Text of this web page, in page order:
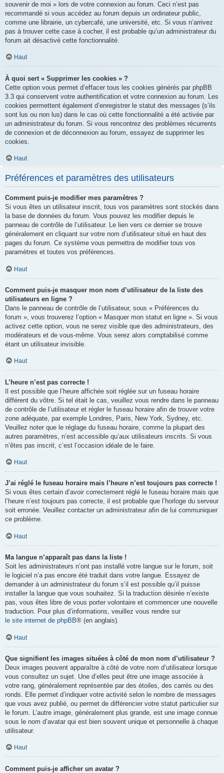
souvenir de moi » lors de votre connexion au forum. Ceci n’est pas
recommandé si vous accédez au forum depuis un ordinateur public,
comme une librairie, un cybercafé, une université, etc. Si vous n’arrivez
pas à trouver cette case à cocher, il est probable qu’un administrateur du
forum ait désactivé cette fonctionnalité.
Haut
À quoi sert « Supprimer les cookies » ?
Cette option vous permet d’effacer tous les cookies générés par phpBB
3.3 qui conservent votre authentification et votre connexion au forum. Les
cookies permettent également d’enregistrer le statut des messages (s’ils
sont lus ou non lus) dans le cas où cette fonctionnalité a été activée par
un administrateur du forum. Si vous rencontrez des problèmes récurrents
de connexion et de déconnexion au forum, essayez de supprimer les
cookies.
Haut
Préférences et paramètres des utilisateurs
Comment puis-je modifier mes paramètres ?
Si vous êtes un utilisateur inscrit, tous vos paramètres sont stockés dans
la base de données du forum. Vous pouvez les modifier depuis le
panneau de contrôle de l’utilisateur. Le lien vers ce dernier se trouve
généralement en cliquant sur votre nom d’utilisateur situé en haut des
pages du forum. Ce système vous permettra de modifier tous vos
paramètres et toutes vos préférences.
Haut
Comment puis-je masquer mon nom d’utilisateur de la liste des
utilisateurs en ligne ?
Dans le panneau de contrôle de l’utilisateur, sous « Préférences du
forum », vous trouverez l’option « Masquer mon statut en ligne ». Si vous
activez cette option, vous ne serez visible que des administrateurs, des
modérateurs et de vous-même. Vous serez alors comptabilisé comme
étant un utilisateur invisible.
Haut
L’heure n’est pas correcte !
Il est possible que l’heure affichée soit réglée sur un fuseau horaire
différent du vôtre. Si tel était le cas, veuillez vous rendre dans le panneau
de contrôle de l’utilisateur et régler le fuseau horaire afin de trouver votre
zone adéquate, par exemple Londres, Paris, New York, Sydney, etc.
Veuillez noter que le réglage du fuseau horaire, comme la plupart des
autres paramètres, n’est accessible qu’aux utilisateurs inscrits. Si vous
n’êtes pas inscrit, c’est l’occasion idéale de le faire.
Haut
J’ai réglé le fuseau horaire mais l’heure n’est toujours pas correcte !
Si vous êtes certain d’avoir correctement réglé le fuseau horaire mais que
l’heure n’est toujours pas correcte, il est probable que l’horloge du serveur
soit erronée. Veuillez contacter un administrateur afin de lui communiquer
ce problème.
Haut
Ma langue n’apparaît pas dans la liste !
Soit les administrateurs n’ont pas installé votre langue sur le forum, soit
le logiciel n’a pas encore été traduit dans votre langue. Essayez de
demander à un administrateur du forum s’il est possible qu’il puisse
installer la langue que vous souhaitez. Si la traduction désirée n’existe
pas, vous êtes libre de vous porter volontaire et commencer une nouvelle
traduction. Pour plus d’informations, veuillez vous rendre sur
le site internet de phpBB® (en anglais).
Haut
Que signifient les images situées à côté de mon nom d’utilisateur ?
Deux images peuvent apparaître à côté de votre nom d’utilisateur lorsque
vous consultez un sujet. Une d’elles peut être une image associée à
votre rang, généralement représentée par des étoiles, des carrés ou des
ronds. Elle permet d’indiquer votre activité selon le nombre de messages
que vous avez publié, ou permet de différencier votre statut particulier sur
le forum. L’autre image, généralement plus grande, est une image connue
sous le nom d’avatar qui est bien souvent unique et personnelle à chaque
utilisateur.
Haut
Comment puis-je afficher un avatar ?